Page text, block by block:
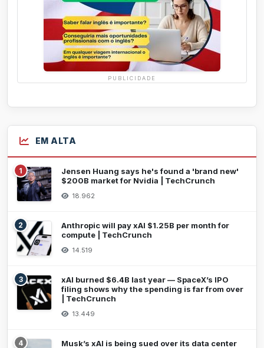
PUBLICIDADE
EM ALTA
1
Jensen Huang says he's found a 'brand new'
$200B market for Nvidia | TechCrunch
18.962
2
Anthropic will pay xAI $1.25B per month for
compute | TechCrunch
14.519
3
xAI burned $6.4B last year — SpaceX’s IPO
filing shows why the spending is far from over
| TechCrunch
13.449
4 Musk’s xAI is being sued over its data center